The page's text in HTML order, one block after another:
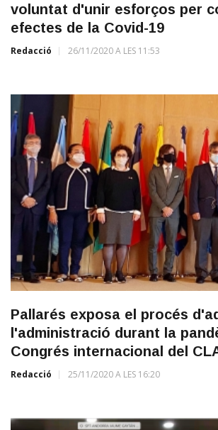
voluntat d'unir esforços per
efectes de la Covid-19
Redacció 26/11/2020 A LES 11:53
Pallarés exposa el procés
l'administració durant la
Congrés internacional del
Redacció 25/11/2020 A LES 16:20